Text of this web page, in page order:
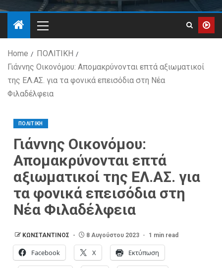
Home
ΠΟΛΙΤΙΚΗ
Γιάννης Οικονόμου: Απομακρύνονται επτά αξιωματικοί
της ΕΛ.ΑΣ. για τα φονικά επεισόδια στη Νέα
Φιλαδέλφεια
ΠΟΛΙΤΙΚΗ
Γιάννης Οικονόμου:
Απομακρύνονται επτά
αξιωματικοί της ΕΛ.ΑΣ. για
τα φονικά επεισόδια στη
Νέα Φιλαδέλφεια
ΚΩΝΣΤΑΝΤΙΝΟΣ 8 Αυγούστου 2023 1 min read
Facebook X Εκτύπωση